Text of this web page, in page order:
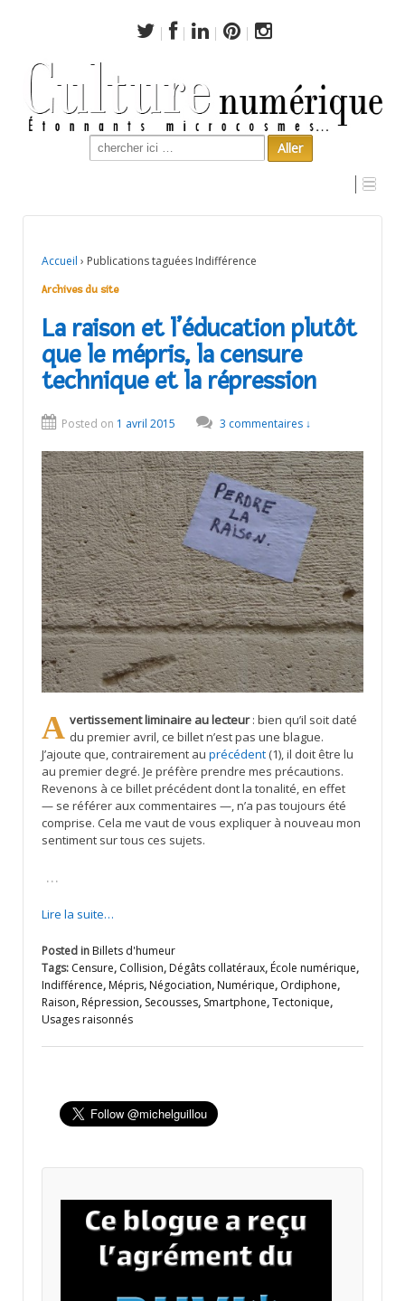
Search
for:
Accueil › Publications taguées Indifférence
Archives du site
La raison et l’éducation plutôt
que le mépris, la censure
technique et la répression
Posted on 1 avril 2015 3 commentaires ↓
Avertissement liminaire au lecteur: bien qu’il soit daté
du premier avril, ce billet n’est pas une blague.
J’ajoute que, contrairement au précédent (1), il doit être lu
au premier degré. Je préfère prendre mes précautions.
Revenons à ce billet précédent dont la tonalité, en effet
— se référer aux commentaires —, n’a pas toujours été
comprise. Cela me vaut de vous expliquer à nouveau mon
sentiment sur tous ces sujets.
…
Lire la suite…
Posted in Billets d'humeur
Tags: Censure, Collision, Dégâts collatéraux, École numérique,
Indifférence, Mépris, Négociation, Numérique, Ordiphone,
Raison, Répression, Secousses, Smartphone,Tectonique,
Usages raisonnés